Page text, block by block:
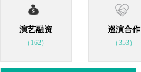
演艺融资
（162）
巡演合作
（353）